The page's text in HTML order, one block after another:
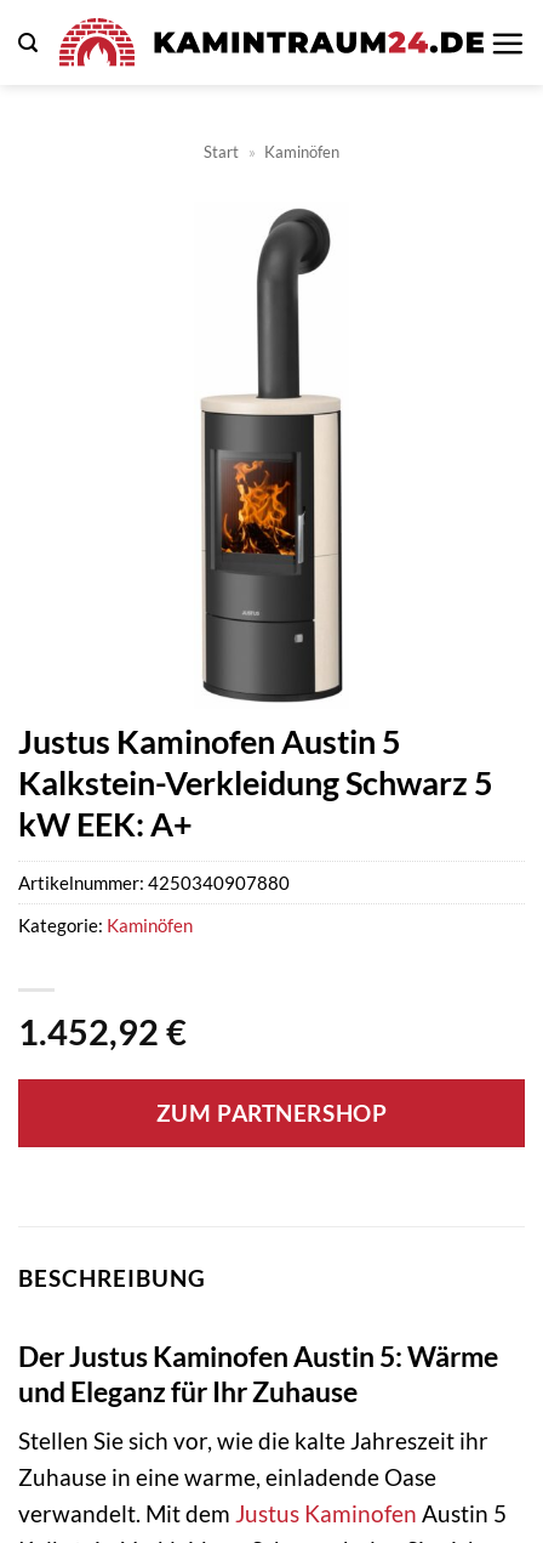
Inhalt
Start » Kaminöfen
Justus Kaminofen Austin 5
Kalkstein-Verkleidung Schwarz 5
kW EEK: A+
1.452,92 €
ZUM PARTNERSHOP
Artikelnummer: 4250340907880
Kategorie: Kaminöfen
BESCHREIBUNG
Der Justus Kaminofen Austin 5: Wärme
und Eleganz für Ihr Zuhause
Stellen Sie sich vor, wie die kalte Jahreszeit ihr
Zuhause in eine warme, einladende Oase
verwandelt. Mit dem Justus Kaminofen Austin 5